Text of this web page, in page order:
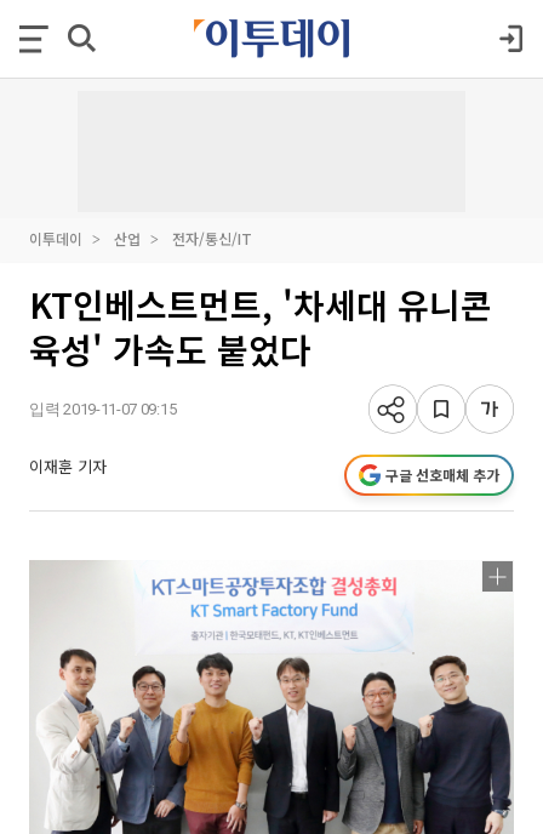
이투데이 산업 전자/통신/IT
KT인베스트먼트, '차세대 유니콘
육성' 가속도 붙었다
입력 2019-11-07 09:15
이재훈 기자 구글 선호매체 추가